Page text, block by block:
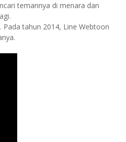
temannya di menara dan
tahun 2014, Line Webtoon